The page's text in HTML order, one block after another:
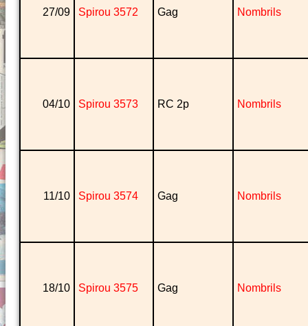
27/09 Spirou 3572 Gag Nombrils
04/10 Spirou 3573 RC 2p Nombrils
11/10 Spirou 3574 Gag Nombrils
18/10 Spirou 3575 Gag Nombrils